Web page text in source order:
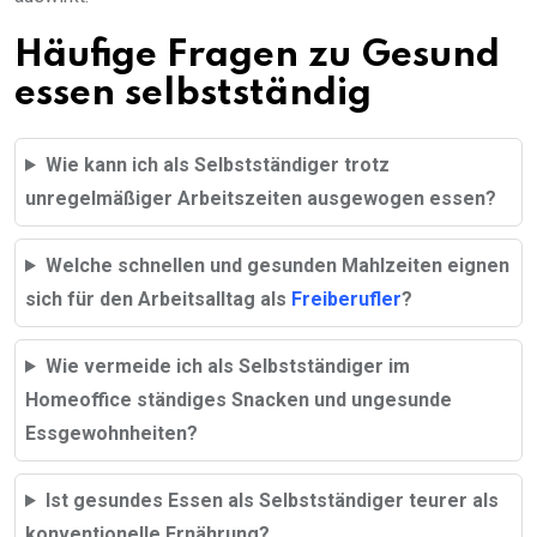
Häufige Fragen zu Gesund
essen selbstständig
Wie kann ich als Selbstständiger trotz
unregelmäßiger Arbeitszeiten ausgewogen essen?
Welche schnellen und gesunden Mahlzeiten eignen
sich für den Arbeitsalltag als Freiberufler?
Wie vermeide ich als Selbstständiger im
Homeoffice ständiges Snacken und ungesunde
Essgewohnheiten?
Ist gesundes Essen als Selbstständiger teurer als